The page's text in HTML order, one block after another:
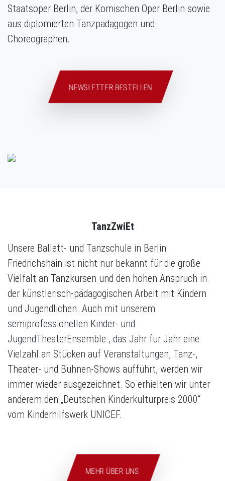
Staatsoper Berlin, der Komischen Oper Berlin sowie
aus diplomierten Tanzpädagogen und
Choreographen.
NEWSLETTER BESTELLEN
TanzZwiEt
Unsere Ballett- und Tanzschule in Berlin
Friedrichshain ist nicht nur bekannt für die große
Vielfalt an Tanzkursen und den hohen Anspruch in
der künstlerisch-pädagogischen Arbeit mit Kindern
und Jugendlichen. Auch mit unserem
semiprofessionellen Kinder- und
JugendTheaterEnsemble , das Jahr für Jahr eine
Vielzahl an Stücken auf Veranstaltungen, Tanz-,
Theater- und Bühnen-Shows aufführt, werden wir
immer wieder ausgezeichnet. So erhielten wir unter
anderem den „Deutschen Kinderkulturpreis 2000“
vom Kinderhilfswerk UNICEF.
MEHR ÜBER UNS